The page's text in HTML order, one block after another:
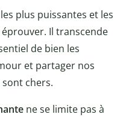
plus puissantes et les
Il transcende
de bien les
et partager nos
chers.
ne se limite pas à